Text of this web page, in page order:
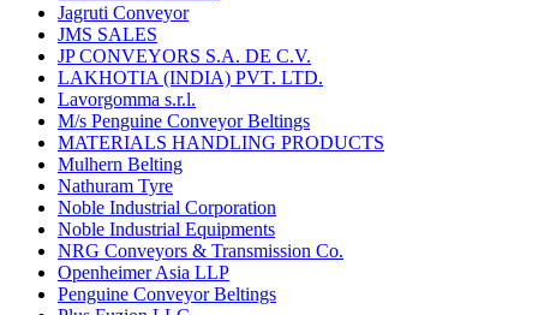
Jagruti Conveyor
JMS SALES
JP CONVEYORS S.A. DE C.V.
LAKHOTIA (INDIA) PVT. LTD.
Lavorgomma s.r.l.
M/s Penguine Conveyor Beltings
MATERIALS HANDLING PRODUCTS
Mulhern Belting
Nathuram Tyre
Noble Industrial Corporation
Noble Industrial Equipments
NRG Conveyors & Transmission Co.
Openheimer Asia LLP
Penguine Conveyor Beltings